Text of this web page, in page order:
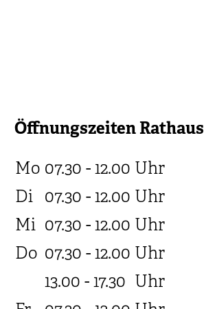
Öffnungszeiten Rathaus
Mo 07.30 - 12.00 Uhr
Di 07.30 - 12.00 Uhr
Mi 07.30 - 12.00 Uhr
Do 07.30 - 12.00 Uhr
13.00 - 17.30 Uhr